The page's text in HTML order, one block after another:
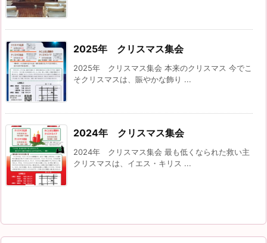
2025年 クリスマス集会
2025年 クリスマス集会 本来のクリスマス 今でこ
そクリスマスは、賑やかな飾り ...
2024年 クリスマス集会
2024年 クリスマス集会 最も低くなられた救い主
クリスマスは、イエス・キリス ...